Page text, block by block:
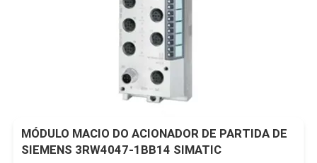
MÓDULO MACIO DO ACIONADOR DE PARTIDA DE
SIEMENS 3RW4047-1BB14 SIMATIC